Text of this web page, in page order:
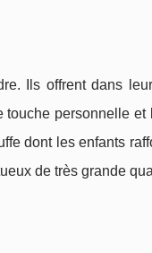
Ils offrent dans
touche personnelle et
dont les enfants
de très grande